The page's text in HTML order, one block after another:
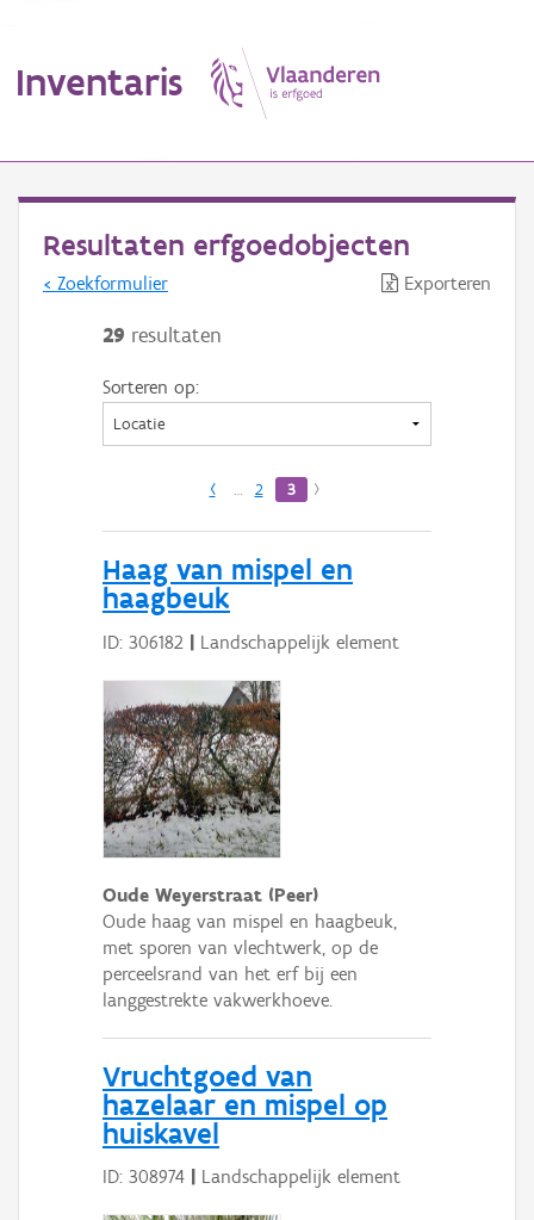
Inventaris
Erfgoedobject
Aanduidingsobject
Waarneming
Resultaten erfgoedobjecten
< Zoekformulier Exporteren
29 resultaten
Sorteren op:
‹ … 2 3 ›
Haag van mispel en
haagbeuk
ID: 306182 | Landschappelijk element
Oude Weyerstraat (Peer)
Oude haag van mispel en haagbeuk,
met sporen van vlechtwerk, op de
perceelsrand van het erf bij een
langgestrekte vakwerkhoeve.
Vruchtgoed van
hazelaar en mispel op
huiskavel
ID: 308974 Landschappelijk element